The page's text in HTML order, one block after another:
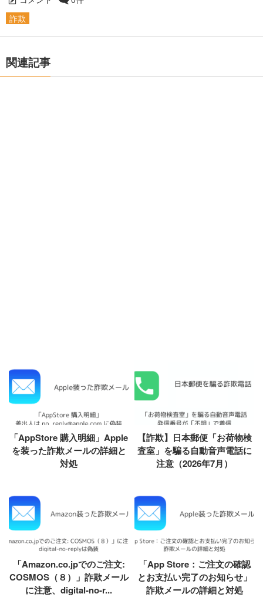
詐欺
関連記事
「AppStore 購入明細」Apple
を装った詐欺メールの詳細と
対処
【詐欺】日本郵便「お荷物検
査室」を騙る自動音声電話に
注意（2026年7月）
「Amazon.co.jpでのご注文:
COSMOS（８）」詐欺メール
に注意、digital-no-r...
「App Store：ご注文の確認
とお支払い完了のお知らせ」
詐欺メールの詳細と対処